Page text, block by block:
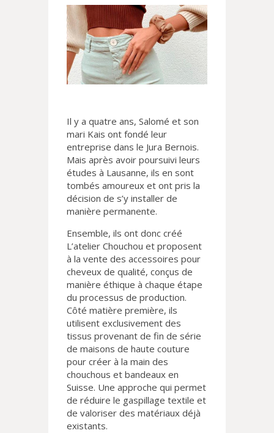
Il y a quatre ans, Salomé et son
mari Kais ont fondé leur
entreprise dans le Jura Bernois.
Mais après avoir poursuivi leurs
études à Lausanne, ils en sont
tombés amoureux et ont pris la
décision de s’y installer de
manière permanente.
Ensemble, ils ont donc créé
L’atelier Chouchou et proposent
à la vente des accessoires pour
cheveux de qualité, conçus de
manière éthique à chaque étape
du processus de production.
Côté matière première, ils
utilisent exclusivement des
tissus provenant de fin de série
de maisons de haute couture
pour créer à la main des
chouchous et bandeaux en
Suisse. Une approche qui permet
de réduire le gaspillage textile et
de valoriser des matériaux déjà
existants.